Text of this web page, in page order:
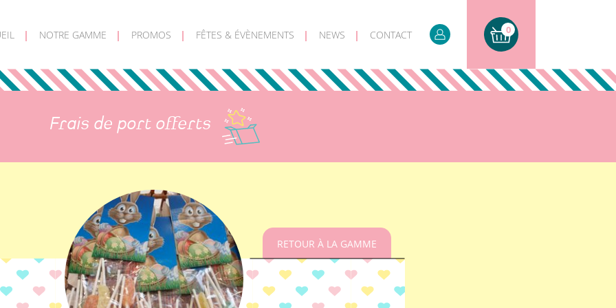
NOTRE GAMME PROMOS FÊTES & ÉVÈNEMENTS NEWS CONTACT 0
Frais de port offerts
RETOUR À LA GAMME